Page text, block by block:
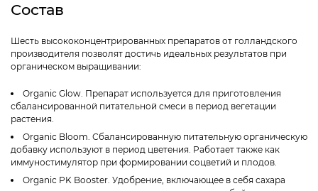
Состав
Шесть высококонцентрированных препаратов от голландского
производителя позволят достичь идеальных результатов при
органическом выращивании:
Organic Glow. Препарат используется для приготовления
сбалансированной питательной смеси в период вегетации
растения.
Organic Bloom. Сбалансированную питательную органическую
добавку используют в период цветения. Работает также как
иммуностимулятор при формировании соцветий и плодов.
Organic PK Booster. Удобрение, включающее в себя сахара